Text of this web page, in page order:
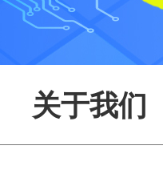
关于我们